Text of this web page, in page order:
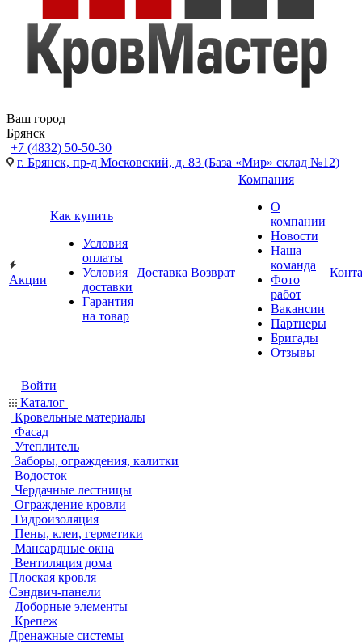
Ваш город
Брянск
+7 (4832) 50-50-30
г. Брянск, пр-д Московский, д. 83 (База «Мир» склад №12)
Акции
Как купить
Условия
оплаты
Условия
доставки
Гарантия
на товар
Доставка Возврат
Компания
О
компании
Новости
Наша
команда
Фото
работ
Вакансии
Партнеры
Бригады
Отзывы
Войти
Каталог
Кровельные материалы
Фасад
Утеплитель
Заборы, ограждения, калитки
Водосток
Чердачные лестницы
Ограждение кровли
Гидроизоляция
Пены, клеи, герметики
Мансардные окна
Вентиляция дома
Плоская кровля
Сэндвич-панели
Доборные элементы
Крепеж
Дренажные системы